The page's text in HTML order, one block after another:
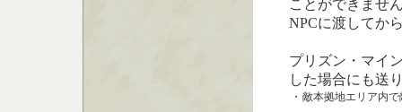
ことができませ
NPCに渡してか
プリズン・マイ
した場合にも送
・ 敵本拠地エリア内